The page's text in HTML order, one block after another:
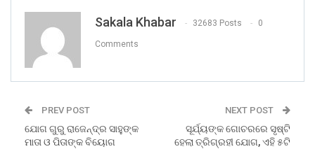
Sakala Khabar 32683 Posts 0
Comments
PREV POST
ଯୋଗ ଗୁରୁ ରାଜେନ୍ଦ୍ର ସାହୁଙ୍କ
ମାତା ଓ ପିତାଙ୍କ ବିୟୋଗ
NEXT POST
ସୂର୍ଯ୍ୟଙ୍କ ଗୋଚରରେ ସୃଷ୍ଟି
ହେଲା ତ୍ରିଗ୍ରହୀ ଯୋଗ, ଏହି ୫ଟି